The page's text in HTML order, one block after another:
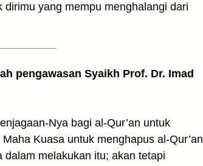
yang mempu menghalangi dari
pengawasan Syaikh Prof. Dr. Imad
Nya bagi al-Qur’an untuk
Kuasa untuk menghapus al-Qur’an
melakukan itu; akan tetapi